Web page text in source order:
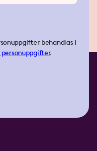
behandlas i
.